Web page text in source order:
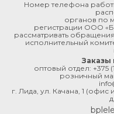
Номер телефона
органов по
регистрации ООО
рассматривать
исполнительный
Заказы
оптовый отдел: +375
розничный
г. Лида, ул. Качана, 1 (офис